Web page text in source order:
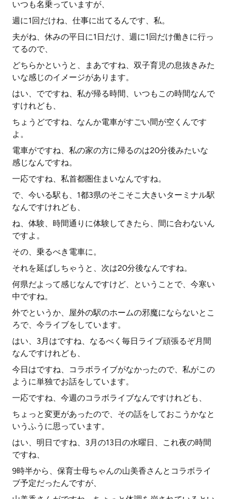
いつも名乗っていますが、
週に1回だけね、仕事に出てるんです、私。
夫がね、休みの平日に1日だけ、週に1回だけ働きに行っ
てるので、
どちらかというと、まあですね、双子育児の息抜きみた
いな感じのイメージがあります。
はい、でですね、私が帰る時間、いつもこの時間なんで
すけれども、
ちょうどですね、なんか電車がすごい間が空くんです
よ。
電車がですね、私の家の方に帰るのは20分後みたいな
感じなんですね。
一応ですね、私首都圏住まいなんですね。
で、今いる駅も、1都3県のそこそこ大きいターミナル駅
なんですけれども、
ね、体験、時間通りに体験してきたら、間に合わないん
ですよ。
その、乗るべき電車に。
それを延ばしちゃうと、次は20分後なんですね。
何県だよって感じなんですけど、ということで、今寒い
中ですね。
外でというか、屋外の駅のホームの邪魔にならないとこ
ろで、今ライブをしています。
はい、3月はですね、なるべく毎日ライブ頑張るぞ月間
なんですけれども、
今日はですね、コラボライブがなかったので、私がこの
ように単独でお話をしています。
一応ですね、今週のコラボライブなんですけれども、
ちょっと変更があったので、その話をしておこうかなと
いうふうに思っています。
はい、明日ですね、3月の13日の水曜日、これ夜の時間
ですね、
9時半から、保育士母ちゃんの山美香さんとコラボライ
ブ予定だったんですが、